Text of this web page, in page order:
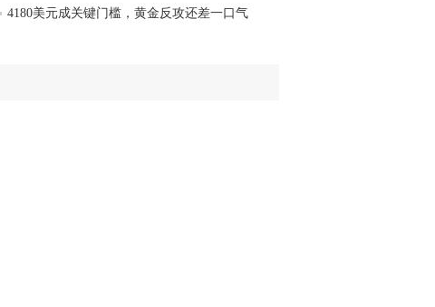
4180美元成关键门槛，黄金反攻还差一口气